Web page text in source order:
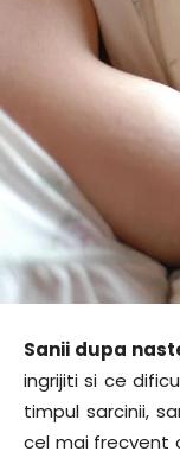
Sanii dupa
ingrijiti si ce
timpul sarcinii,
cel mai frecvent